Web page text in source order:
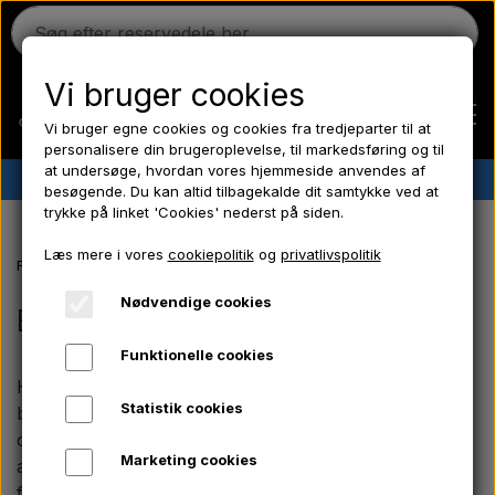
Ferguson
Massey Ferguson
✔︎ Dansk lager✔︎ Hurtig levering ✔︎ Lave priser
Forside Massey Ferguson reservedele MF 135 reservedele
Bremser
Her finder du et komplet udvalg af pålidelige
bremsedele til Massey Ferguson 135. Sortimentet
omfatter sliddele som bremsebakker, komplette
ankerplader med bremsebakker, monteringssæt og
Vi bruger cookies
Vi bruger egne cookies og cookies fra tredjeparter til at
personalisere din brugeroplevelse, til markedsføring og til
at undersøge, hvordan vores hjemmeside anvendes af
besøgende. Du kan altid tilbagekalde dit samtykke ved at
trykke på linket 'Cookies' nederst på siden.
Læs mere i vores cookiepolitikog privatlivspolitik
Nødvendige cookies
Funktionelle cookies
Statistik cookies
Marketing cookies